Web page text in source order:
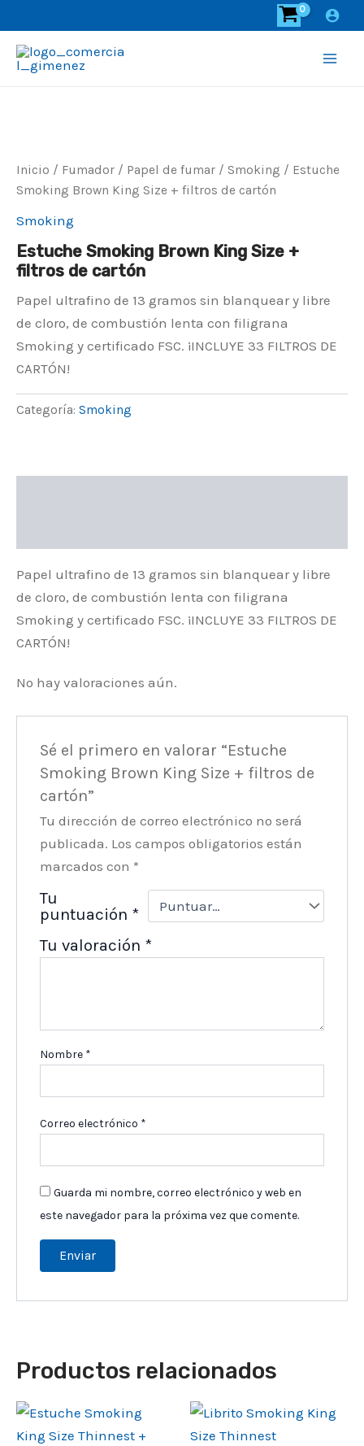
al
contenido
Inicio / Fumador / Papel de fumar / Smoking / Estuche
Smoking Brown King Size + filtros de cartón
Smoking
Estuche Smoking Brown King Size +
filtros de cartón
Papel ultrafino de 13 gramos sin blanquear y libre
de cloro, de combustión lenta con filigrana
Smoking y certificado FSC. ¡INCLUYE 33 FILTROS DE
CARTÓN!
Categoría: Smoking
Papel ultrafino de 13 gramos sin blanquear y libre
de cloro, de combustión lenta con filigrana
Smoking y certificado FSC. ¡INCLUYE 33 FILTROS DE
CARTÓN!
No hay valoraciones aún.
Sé el primero en valorar “Estuche
Smoking Brown King Size + filtros de
cartón”
Tu dirección de correo electrónico no será
publicada. Los campos obligatorios están
marcados con *
Tu
puntuación *
Tu valoración *
Nombre *
Correo electrónico *
Guarda mi nombre, correo electrónico y web en
este navegador para la próxima vez que comente.
Productos relacionados